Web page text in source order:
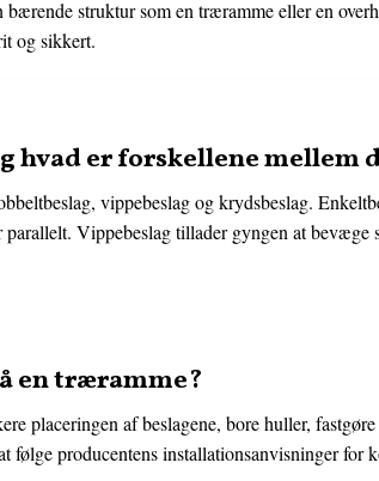
struktur som en træramme eller en
og sikkert.
hvad er forskellene mellem
vippebeslag og krydsbeslag.
Vippebeslag tillader gyngen at bevæge
en træramme?
placeringen af beslagene, bore huller,
følge producentens installationsanvisninger for